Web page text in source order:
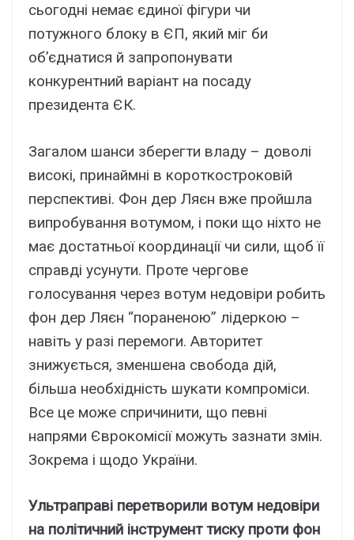
сьогодні немає єдиної фігури чи
потужного блоку в ЄП, який міг би
об’єднатися й запропонувати
конкурентний варіант на посаду
президента ЄК.
Загалом шанси зберегти владу – доволі
високі, принаймні в короткостроковій
перспективі. Фон дер Ляєн вже пройшла
випробування вотумом, і поки що ніхто не
має достатньої координації чи сили, щоб її
справді усунути. Проте чергове
голосування через вотум недовіри робить
фон дер Ляєн “пораненою” лідеркою –
навіть у разі перемоги. Авторитет
знижується, зменшена свобода дій,
більша необхідність шукати компроміси.
Все це може спричинити, що певні
напрями Єврокомісії можуть зазнати змін.
Зокрема і щодо України.
Ультраправі перетворили вотум недовіри
на політичний інструмент тиску проти фон